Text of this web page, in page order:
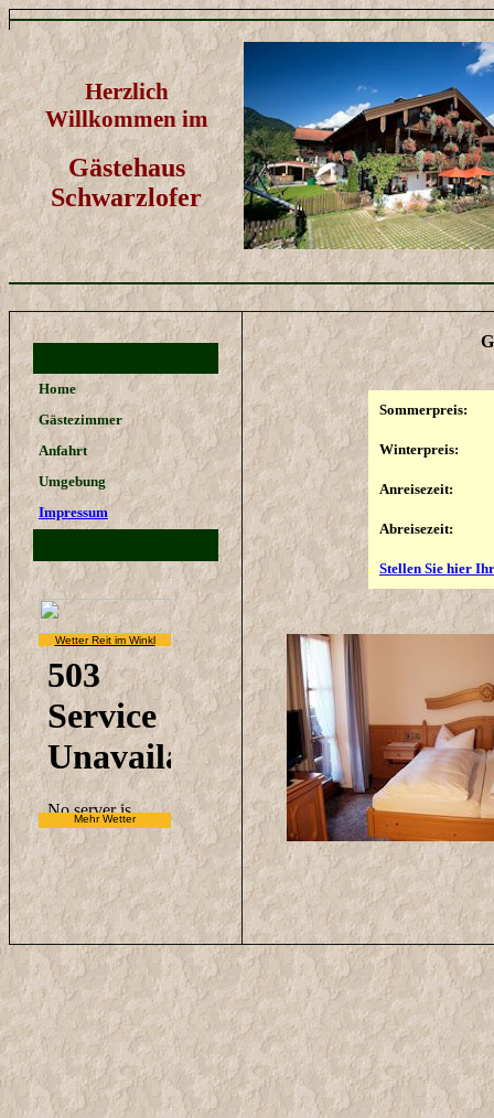
Herzlich
Willkommen im
Gästehaus
Schwarzlofer
Home
Gästezimmer
Anfahrt
Umgebung
Impressum
Wetter Reit im Winkl
Mehr Wetter
Sommerpreis:
Winterpreis:
Anreisezeit:
Abreisezeit:
Stellen Sie hier